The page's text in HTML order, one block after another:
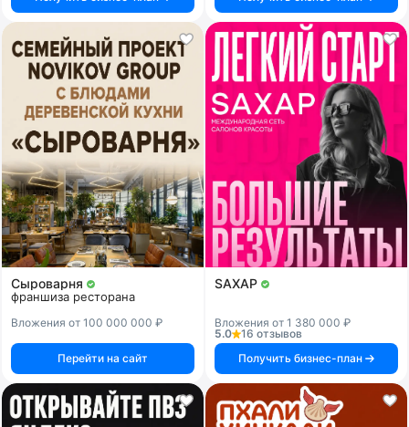
Сыроварня
франшиза ресторана
Вложения от 100 000 000 ₽
Перейти на сайт
SAXAP
Вложения от 1 380 000 ₽
5.0
16 отзывов
Получить бизнес-план